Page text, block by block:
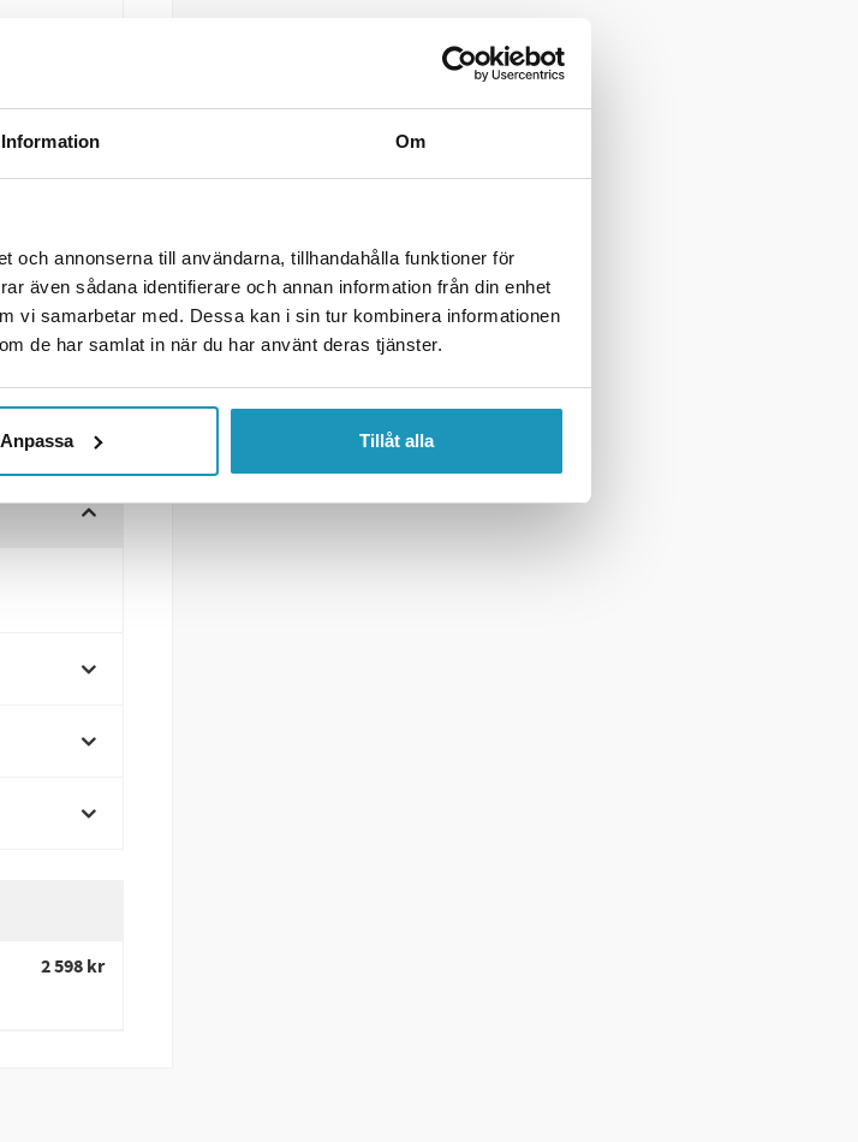
Information Om
och annonserna till användarna, tillhandahålla funktioner för
även sådana identifierare och annan information från din enhet
vi samarbetar med. Dessa kan i sin tur kombinera informationen
de har samlat in när du har använt deras tjänster.
Anpassa Tillåt alla
2 598 kr